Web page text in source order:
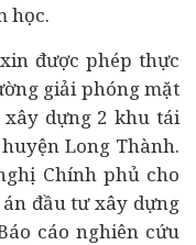
học.
được phép thực
giải phóng mặt
dựng 2 khu tái
Long Thành.
Chính phủ cho
đầu tư xây dựng
cáo nghiên cứu